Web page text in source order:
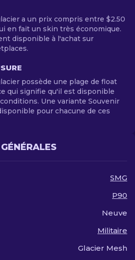
a un prix compris entre $2.50
en fait un skin très économique.
disponible à l'achat sur
possède une plage de float
qui signifie qu'il est disponible
Une variante Souvenir
pour chacune de ces
SMG
P90
Neuve
Militaire
Glacier Mesh